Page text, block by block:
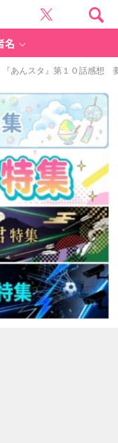
名
あんスタ』第１０話感想